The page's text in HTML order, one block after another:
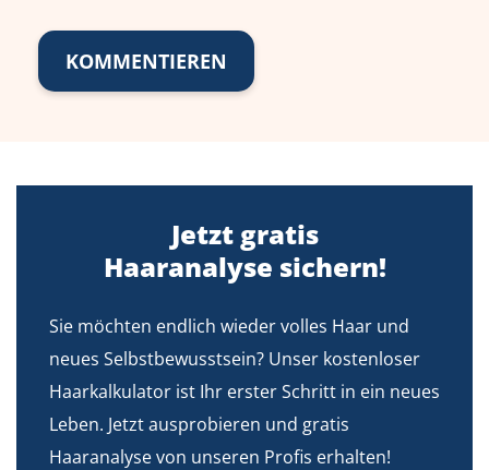
Jetzt gratis
Haaranalyse sichern!
Sie möchten endlich wieder volles Haar und
neues Selbstbewusstsein? Unser kostenloser
Haarkalkulator ist Ihr erster Schritt in ein neues
Leben. Jetzt ausprobieren und gratis
Haaranalyse von unseren Profis erhalten!